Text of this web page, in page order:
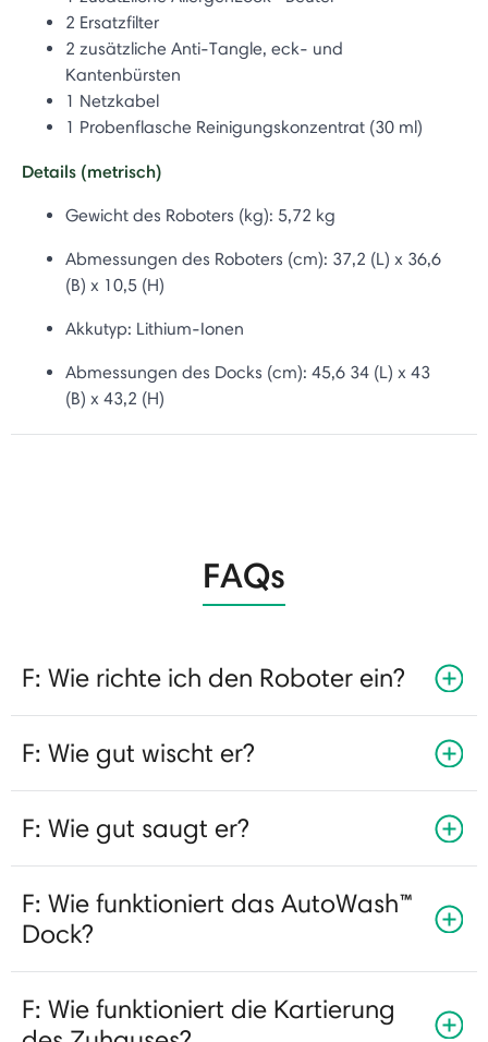
2 Ersatzfilter
2 zusätzliche Anti-Tangle, eck- und
Kantenbürsten
1 Netzkabel
1 Probenflasche Reinigungskonzentrat (30 ml)
Details (metrisch)
Gewicht des Roboters (kg): 5,72 kg
Abmessungen des Roboters (cm): 37,2 (L) x 36,6
(B) x 10,5 (H)
Akkutyp: Lithium-Ionen
Abmessungen des Docks (cm): 45,6 34 (L) x 43
(B) x 43,2 (H)
FAQs
F: Wie richte ich den Roboter ein?
F: Wie gut wischt er?
F: Wie gut saugt er?
F: Wie funktioniert das AutoWash™
Dock?
F: Wie funktioniert die Kartierung